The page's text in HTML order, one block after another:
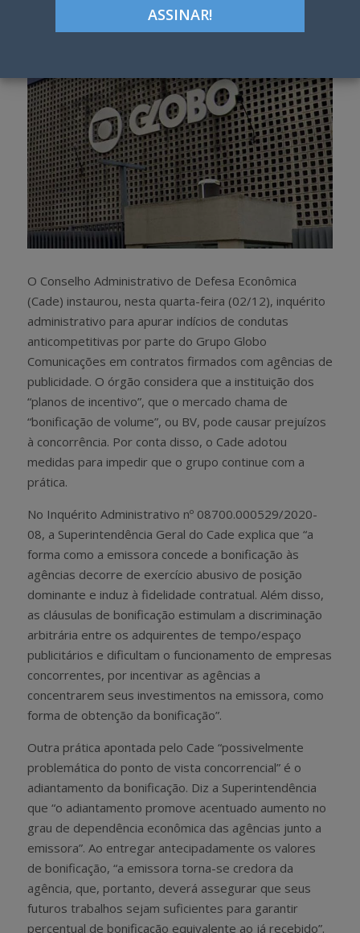
O Conselho Administrativo de Defesa Econômica
(Cade) instaurou, nesta quarta-feira (02/12), inquérito
administrativo para apurar indícios de condutas
anticompetitivas por parte do Grupo Globo
Comunicações em contratos firmados com agências de
publicidade. O órgão considera que a instituição dos
“planos de incentivo”, que o mercado chama de
“bonificação de volume”, ou BV, pode causar prejuízos
à concorrência. Por conta disso, o Cade adotou
medidas para impedir que o grupo continue com a
prática.
No Inquérito Administrativo nº 08700.000529/2020-
08, a Superintendência Geral do Cade explica que “a
forma como a emissora concede a bonificação às
agências decorre de exercício abusivo de posição
dominante e induz à fidelidade contratual. Além disso,
as cláusulas de bonificação estimulam a discriminação
arbitrária entre os adquirentes de tempo/espaço
publicitários e dificultam o funcionamento de empresas
concorrentes, por incentivar as agências a
concentrarem seus investimentos na emissora, como
forma de obtenção da bonificação”.
Outra prática apontada pelo Cade “possivelmente
problemática do ponto de vista concorrencial” é o
adiantamento da bonificação. Diz a Superintendência
que “o adiantamento promove acentuado aumento no
grau de dependência econômica das agências junto a
emissora”. Ao entregar antecipadamente os valores
de bonificação, “a emissora torna-se credora da
agência, que, portanto, deverá assegurar que seus
futuros trabalhos sejam suficientes para garantir
percentual de bonificação equivalente ao já recebido”.